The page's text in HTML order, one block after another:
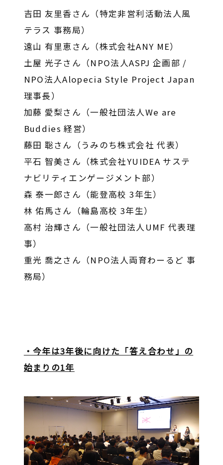
吉田 友里香さん（特定非営利活動法人風
テラス 事務局）
遠山 有里恵さん（株式会社ANY ME）
土屋 光子さん（NPO法人ASPJ 企画部 /
NPO法人Alopecia Style Project Japan
理事長）
加藤 愛梨さん（一般社団法人We are
Buddies 経営）
藤田 聡さん（うみのち株式会社 代表）
平石 智美さん（株式会社YUIDEA サステ
ナビリティエンゲージメント部）
森 泰一郎さん（能登高校 3年生）
林 佑馬さん（輪島高校 3年生）
高村 治輝さん（一般社団法人UMF 代表理
事）
重光 喬之さん（NPO法人両育わーるど 事
務局）
・今年は3年後に向けた「答え合わせ」の
始まりの1年